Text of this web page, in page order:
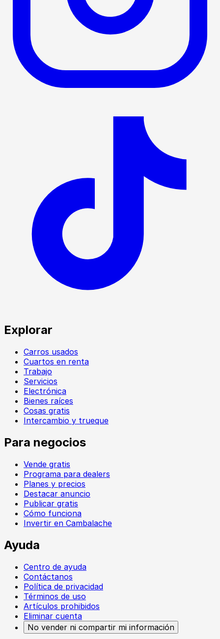
Explorar
Carros usados
Cuartos en renta
Trabajo
Servicios
Electrónica
Bienes raíces
Cosas gratis
Intercambio y trueque
Para negocios
Vende gratis
Programa para dealers
Planes y precios
Destacar anuncio
Publicar gratis
Cómo funciona
Invertir en Cambalache
Ayuda
Centro de ayuda
Contáctanos
Política de privacidad
Términos de uso
Artículos prohibidos
Eliminar cuenta
No vender ni compartir mi información